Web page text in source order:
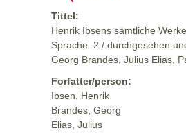
Tittel:
Henrik Ibsens sämtliche
Sprache. 2 / durchgesehen
Georg Brandes, Julius Elias,
Forfatter/person:
Ibsen, Henrik
Brandes, Georg
Elias, Julius